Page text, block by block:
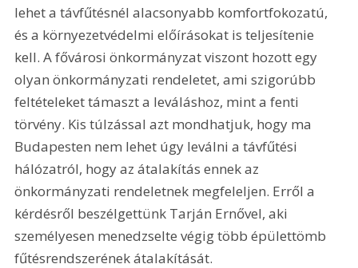
lehet a távfűtésnél alacsonyabb komfortfokozatú,
és a környezetvédelmi előírásokat is teljesítenie
kell. A fővárosi önkormányzat viszont hozott egy
olyan önkormányzati rendeletet, ami szigorúbb
feltételeket támaszt a leváláshoz, mint a fenti
törvény. Kis túlzással azt mondhatjuk, hogy ma
Budapesten nem lehet úgy leválni a távfűtési
hálózatról, hogy az átalakítás ennek az
önkormányzati rendeletnek megfeleljen. Erről a
kérdésről beszélgettünk Tarján Ernővel, aki
személyesen menedzselte végig több épülettömb
fűtésrendszerének átalakítását.